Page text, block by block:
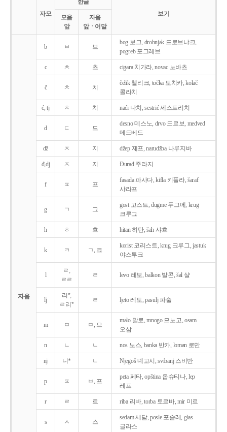
자모
한글
보기
모음
앞
자음
앞ㆍ어말
자음
b ㅂ 브
bog 보그, drobnjak 드로브냐크,
pogreb 포그레브
c ㅊ 츠 cigara 치가라, novac 노바츠
č ㅊ 치
čelik 첼리크, točka 토치카, kolač
콜라치
ć, tj ㅊ 치 naći 나치, sestrić 세스트리치
d ㄷ 드
desno 데스노, drvo 드르보, medved
메드베드
dž ㅈ 지 džep 제프, narudžba 나루지바
đ,dj ㅈ 지 Ðurađ 주라지
f ㅍ 프
fasada 파사다, kifla 키플라, šaraf
샤라프
g ㄱ 그
gost 고스트, dugme 두그메, krug
크루그
h ㅎ 흐 hitan 히탄, šah 샤흐
k ㅋ ㄱ, 크
korist 코리스트, krug 크루그, jastuk
야스투크
l
ㄹ,
ㄹㄹ
ㄹ levo 레보, balkon 발콘, šal 샬
lj
리*,
ㄹ리*
ㄹ ljeto 레토, pasulj 파술
m ㅁ ㅁ, 므
malo 말로, mnogo 므노고, osam
오삼
n ㄴ ㄴ nos 노스, banka 반카, loman 로만
nj 니* ㄴ Njegoš 녜고시, svibanj 스비반
p ㅍ ㅂ, 프
peta 페타, opština 옵슈티나, lep
레프
r ㄹ 르 riba 리바, torba 토르바, mir 미르
s ㅅ 스
sedam 세담, posle 포슬레, glas
글라스